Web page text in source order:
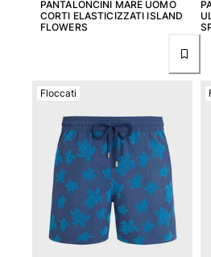
Borsello
Scarpe
Infradito
Mocassino
Calzature da Spiaggia
Vedi tutti i Scarpe
Outdoor
PANTALONCINI MARE UOMO
CORTI ELASTICIZZATI ISLAND
FLOWERS
Floccati